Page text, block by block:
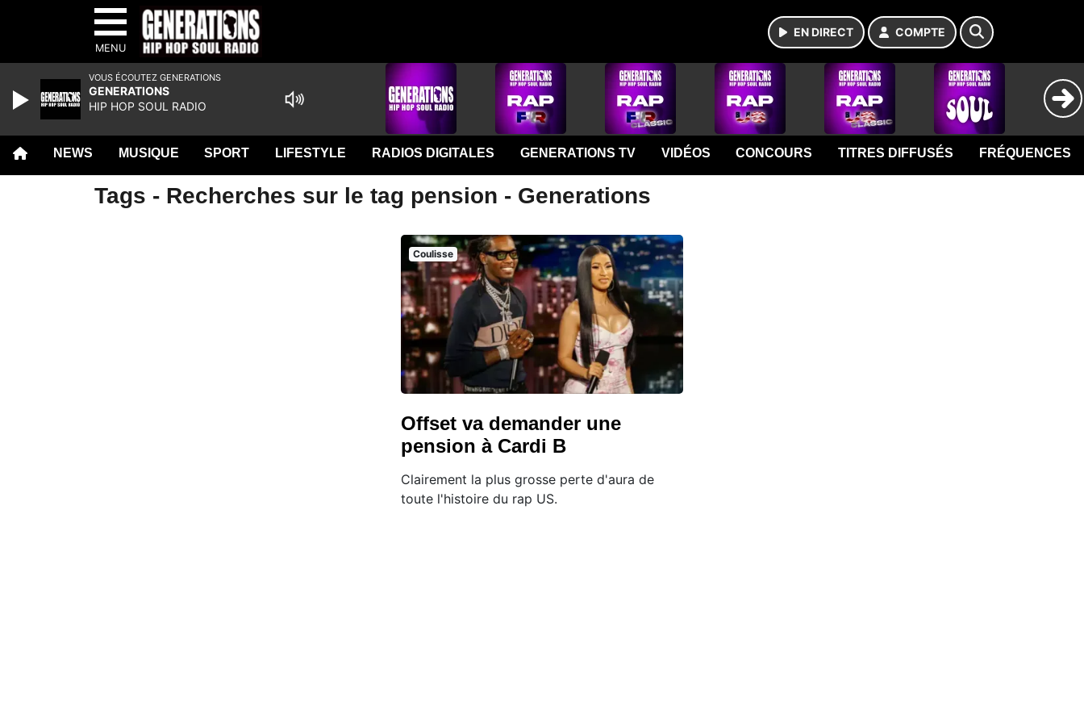
MENU
EN DIRECT COMPTE
NEWS MUSIQUE SPORT LIFESTYLE RADIOS DIGITALES GENERATIONS TV VIDÉOS CONCOURS TITRES DIFFUSÉS FRÉQUENCES
Tags - Recherches sur le tag pension - Generations
Coulisse
Offset va demander une
pension à Cardi B
Clairement la plus grosse perte d'aura de
toute l'histoire du rap US.
VOUS ÉCOUTEZ GENERATIONS
GENERATIONS
HIP HOP SOUL RADIO